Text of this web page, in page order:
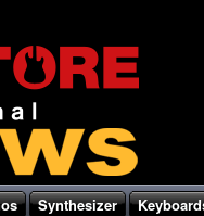
Synthesizer